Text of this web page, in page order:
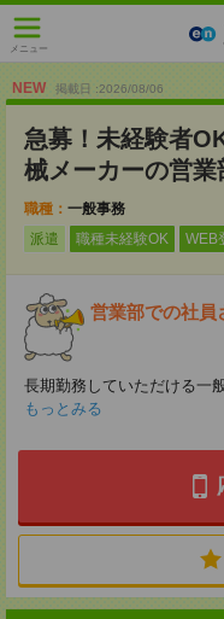
メニュー
NEW 掲載日 :2026/08/06
急募！未経験者
械メーカーの営業
職種： 一般事務
派遣
職種未経験OK WEB
営業部での社員
長期勤務していただける一
もっとみる